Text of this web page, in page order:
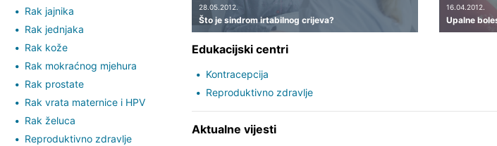
Rak jajnika
Rak jednjaka
Rak kože
Rak mokraćnog mjehura
Rak prostate
Rak vrata maternice i HPV
Rak želuca
Reproduktivno zdravlje
28.05.2012.
Što je sindrom irtabilnog crijeva?
16.04.2012.
Upalne
Edukacijski centri
Kontracepcija
Reproduktivno zdravlje
Aktualne vijesti